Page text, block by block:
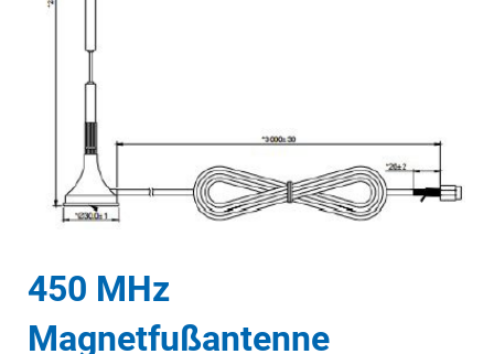
450 MHz
Magnetfußantenne